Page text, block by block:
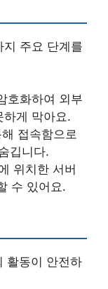
주요 단계를
호화하여 외부
하게 막아요.
접속함으로
깁니다.
위치한 서버
수 있어요.
활동이 안전하